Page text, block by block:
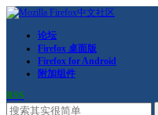
论坛
Firefox 桌面版
Firefox for Android
附加组件
RSS